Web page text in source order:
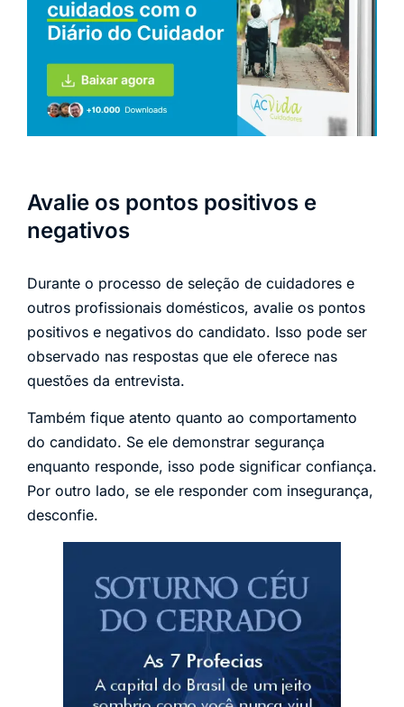
Avalie os pontos positivos e
negativos
Durante o processo de seleção de cuidadores e
outros profissionais domésticos, avalie os pontos
positivos e negativos do candidato. Isso pode ser
observado nas respostas que ele oferece nas
questões da entrevista.
Também fique atento quanto ao comportamento
do candidato. Se ele demonstrar segurança
enquanto responde, isso pode significar confiança.
Por outro lado, se ele responder com insegurança,
desconfie.